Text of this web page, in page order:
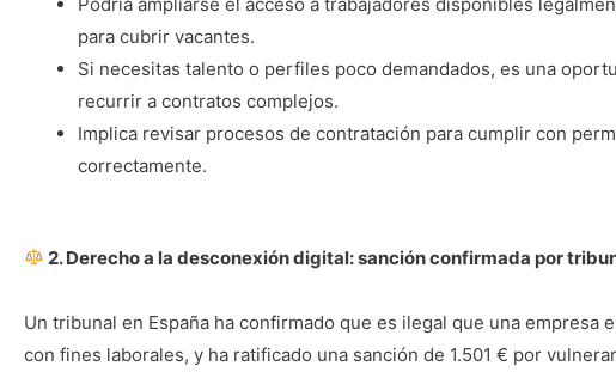
para cubrir vacantes.
Si necesitas talento o perfiles poco demandados, es una
recurrir a contratos complejos.
Implica revisar procesos de contratación para cumplir con
correctamente.
2. Derecho a la desconexión digital: sanción confirmada por
Un tribunal en España ha confirmado que es ilegal que una
con fines laborales, y ha ratificado una sanción de 1.501 € por